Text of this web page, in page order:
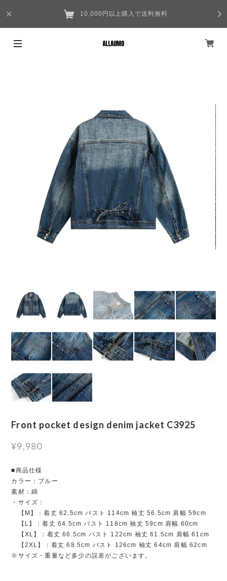
10,000円以上購入で送料無料
Front pocket design denim jacket C3925
¥9,980
■商品仕様
カラー：ブルー
素材：綿
・サイズ：
【M】：着丈 62.5cm バスト 114cm 袖丈 56.5cm 肩幅 59cm
【L】：着丈 64.5cm バスト 118cm 袖丈 59cm 肩幅 60cm
【XL】：着丈 66.5cm バスト 122cm 袖丈 61.5cm 肩幅 61cm
【2XL】：着丈 68.5cm バスト 126cm 袖丈 64cm 肩幅 62cm
※サイズ・重量など多少の誤差がございます。